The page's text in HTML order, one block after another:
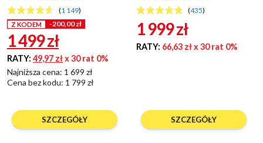
(1 149)
Z KODEM -200,00 zł
1 499zł
RATY: 49,97 złx 30 rat 0%
Najniższa cena: 1 699 zł
Cena bez kodu: 1 799 zł
SZCZEGÓŁY
(435)
1 999zł
RATY: 66,63 złx 30 rat 0%
SZCZEGÓŁY